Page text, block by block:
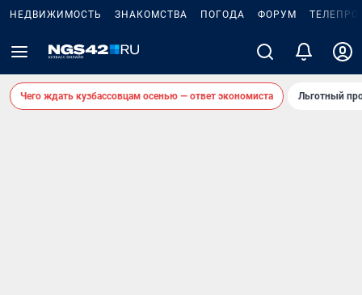
НЕДВИЖИМОСТЬ ЗНАКОМСТВА ПОГОДА ФОРУМ
Чего ждать кузбассовцам осенью — ответ экономиста Льготный